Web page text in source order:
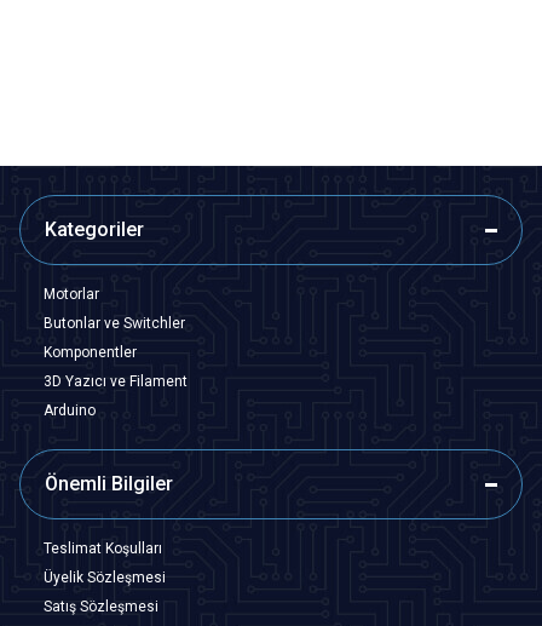
Kategoriler
Motorlar
Butonlar ve Switchler
Komponentler
3D Yazıcı ve Filament
Arduino
Önemli Bilgiler
Teslimat Koşulları
Üyelik Sözleşmesi
Satış Sözleşmesi